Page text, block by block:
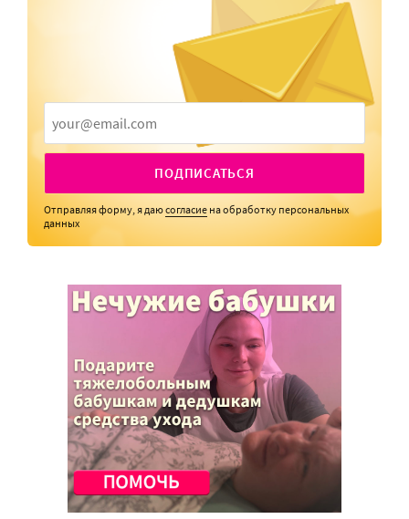
ПОДПИСАТЬСЯ
Отправляя форму, я даюсогласие на обработку персональных
данных